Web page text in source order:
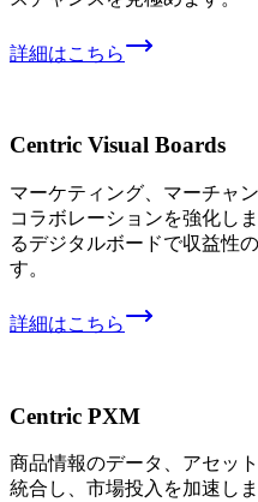
詳細はこちら
Centric Visual Boards
マーケティング、マーチャ
コラボレーションを強化し
るデジタルボードで収益性
す。
詳細はこちら
Centric PXM
商品情報のデータ、アセッ
統合し、市場投入を加速し